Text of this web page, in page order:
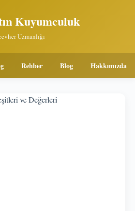
Kuyumculuk
Uzmanlığı
Rehber Blog Hakkımızda